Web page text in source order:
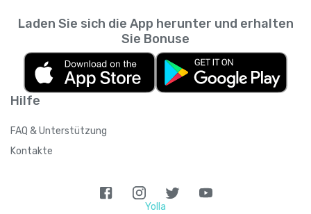
Hilfe
FAQ & Unterstützung
Kontakte
Laden Sie sich die App herunter und erhalten
Sie Bonuse
Yolla